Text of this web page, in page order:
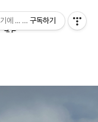
미짱의 나 여기에 ... 미짱의 동경 생활
구독하기